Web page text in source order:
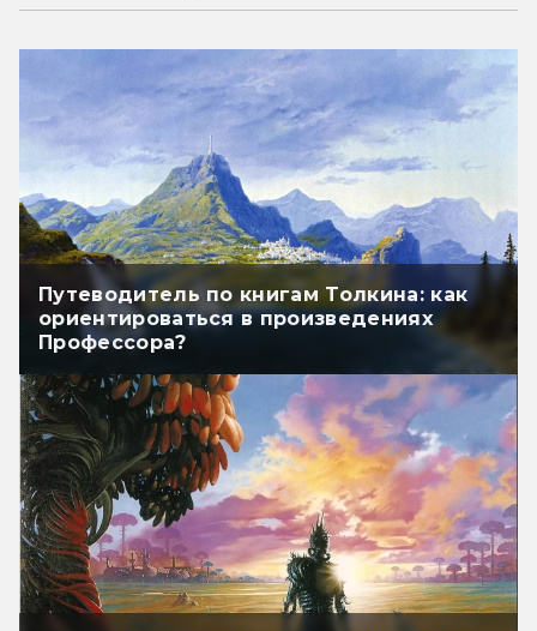
Путеводитель по книгам Толкина: как
ориентироваться в произведениях
Профессора?